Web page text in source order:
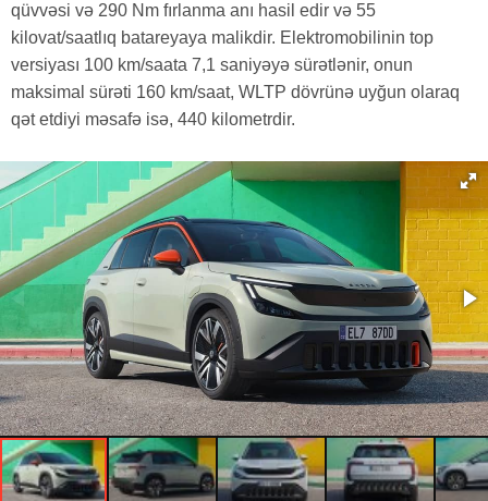
qüvvəsi və 290 Nm fırlanma anı hasil edir və 55
kilovat/saatlıq batareyaya malikdir. Elektromobilinin top
versiyası 100 km/saata 7,1 saniyəyə sürətlənir, onun
maksimal sürəti 160 km/saat, WLTP dövrünə uyğun olaraq
qət etdiyi məsafə isə, 440 kilometrdir.